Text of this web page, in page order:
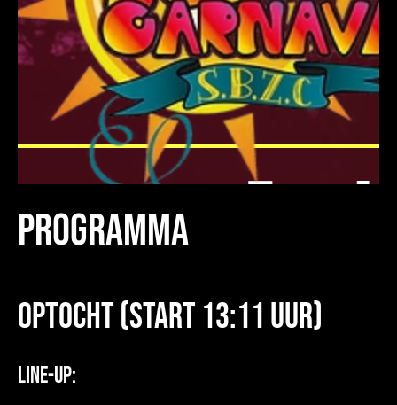
PROGRAMMA
Optocht (start 13:11 uur)
LINE-UP: